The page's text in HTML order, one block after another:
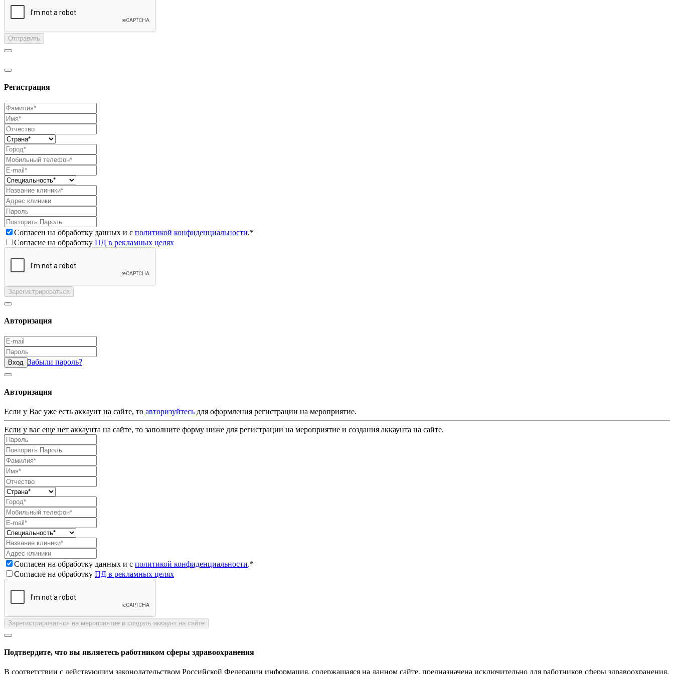
Отправить
Регистрация
Согласен на обработку данных и с политикой конфиденциальности.*
Согласие на обработку ПД в рекламных целях
Зарегистрироваться
Авторизация
Вход Забыли пароль?
Авторизация
Если у Вас уже есть аккаунт на сайте, то авторизуйтесь для оформления регистрации на мероприятие.
Если у вас еще нет аккаунта на сайте, то заполните форму ниже для регистрации на мероприятие и создания аккаунта на сайте.
Согласен на обработку данных и с политикой конфиденциальности.*
Согласие на обработку ПД в рекламных целях
Зарегистрироваться на мероприятие и создать аккаунт на сайте
Подтвердите, что вы являетесь работником сферы здравоохранения
В соответствии с действующим законодательством Российской Федерации информация, содержащаяся на данном сайте, предназначена исключительно для работников сферы здравоохранения.